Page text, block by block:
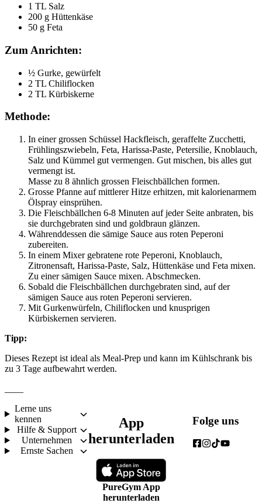
1 TL Salz
200 g Hüttenkäse
50 g Feta
Zum Anrichten:
½ Gurke, gewürfelt
2 TL Chiliflocken
2 TL Kürbiskerne
Methode:
In einer grossen Schüssel Hackfleisch, geraffelte Zucchetti,
Frühlingszwiebeln, Feta, Harissa-Paste, Petersilie, Knoblauch,
Salz und Kümmel gut vermengen. Gut mischen, bis alles gut
vermengt ist.
Masse zu 8 ähnlich grossen Fleischbällchen formen.
Grosse Pfanne auf mittlerer Hitze erhitzen, mit kalorienarmem
Ölspray einsprühen.
Die Fleischbällchen 6-8 Minuten auf jeder Seite anbraten, bis
sie durchgebraten sind und goldbraun glänzen.
Währenddessen die sämige Sauce aus roten Peperoni
zubereiten.
In einem Mixer gebratene rote Peperoni, Knoblauch,
Zitronensaft, Harissa-Paste, Salz, Hüttenkäse und Feta mixen.
Zu einer sämigen Sauce mixen. Abschmecken.
Sobald die Fleischbällchen durchgebraten sind, auf der
sämigen Sauce aus roten Peperoni servieren.
Mit Gurkenwürfeln, Chiliflocken und knusprigen
Kürbiskernen servieren.
Tipp:
Dieses Rezept ist ideal als Meal-Prep und kann im Kühlschrank bis
zu 3 Tage aufbewahrt werden.
Lerne uns
kennen
Hilfe & Support
Unternehmen
Ernste Sachen
App
herunterladen
PureGym App
herunterladen
Folge uns